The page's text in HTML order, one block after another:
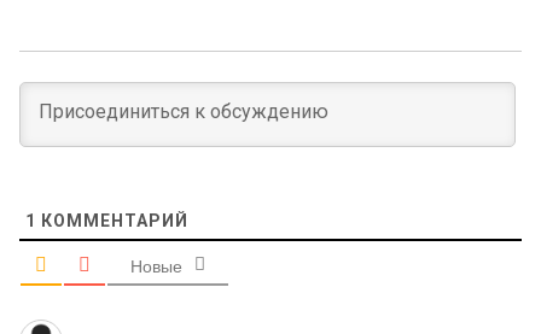
1 КОММЕНТАРИЙ
Новые